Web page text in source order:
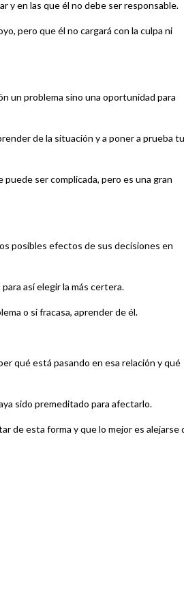
y en las que él no debe ser responsable.
pero que él no cargará con la culpa ni
un problema sino una oportunidad para
de la situación y a poner a prueba
ser complicada, pero es una gran
posibles efectos de sus decisiones en
así elegir la más certera.
o si fracasa, aprender de él.
qué está pasando en esa relación y qué
sido premeditado para afectarlo.
de esta forma y que lo mejor es alejarse